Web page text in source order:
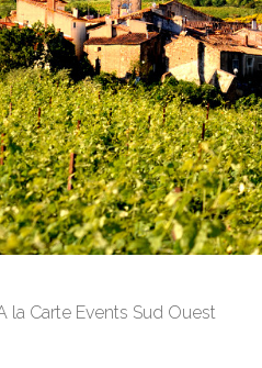
la Carte Events Sud Ouest